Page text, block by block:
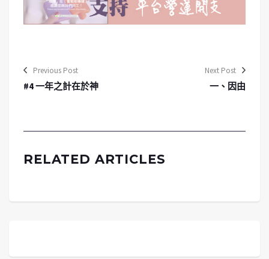
Previous Post
#4 一年之計在於神
Next Post
一、因由
RELATED ARTICLES